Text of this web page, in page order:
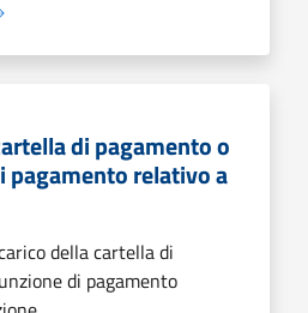
di pagamento o
pagamento relativo a
della cartella di
di pagamento